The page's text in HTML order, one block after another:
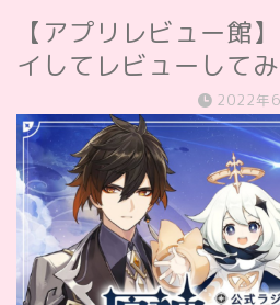
【アプリレビュー館
イしてレビューしてみ
2022年